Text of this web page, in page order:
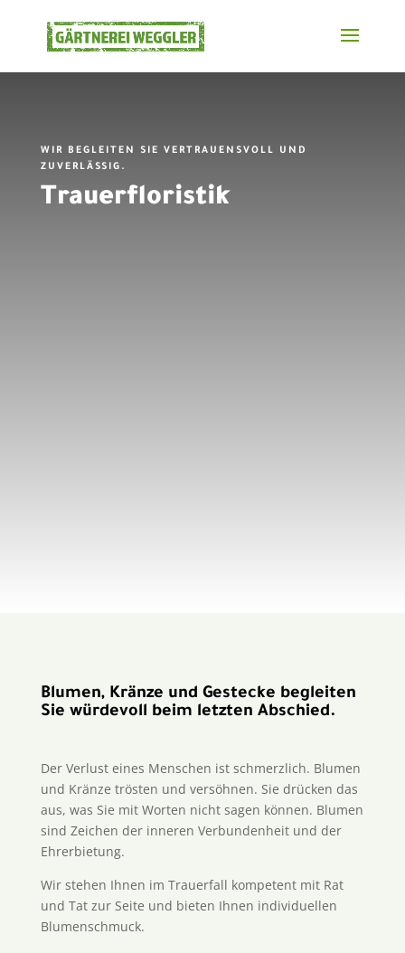
WIR BEGLEITEN SIE VERTRAUENSVOLL UND
ZUVERLÄSSIG.
Trauerfloristik
Blumen, Kränze und Gestecke begleiten
Sie würdevoll beim letzten Abschied.
Der Verlust eines Menschen ist schmerzlich. Blumen
und Kränze trösten und versöhnen. Sie drücken das
aus, was Sie mit Worten nicht sagen können. Blumen
sind Zeichen der inneren Verbundenheit und der
Ehrerbietung.
Wir stehen Ihnen im Trauerfall kompetent mit Rat
und Tat zur Seite und bieten Ihnen individuellen
Blumenschmuck.